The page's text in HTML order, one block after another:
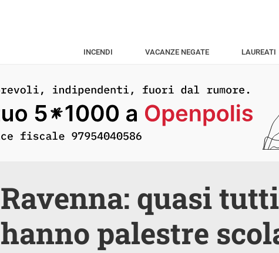
INCENDI VACANZE NEGATE LAUREATI
Ravenna: quasi
hanno palestre